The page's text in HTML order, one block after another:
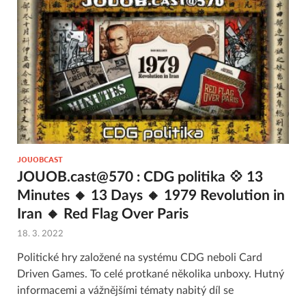
JOUOBCAST
JOUOB.cast@570 : CDG politika 💠 13
Minutes 🔸 13 Days 🔸 1979 Revolution in
Iran 🔸 Red Flag Over Paris
18. 3. 2022
Politické hry založené na systému CDG neboli Card
Driven Games. To celé protkané několika unboxy. Hutný
informacemi a vážnějšími tématy nabitý díl se